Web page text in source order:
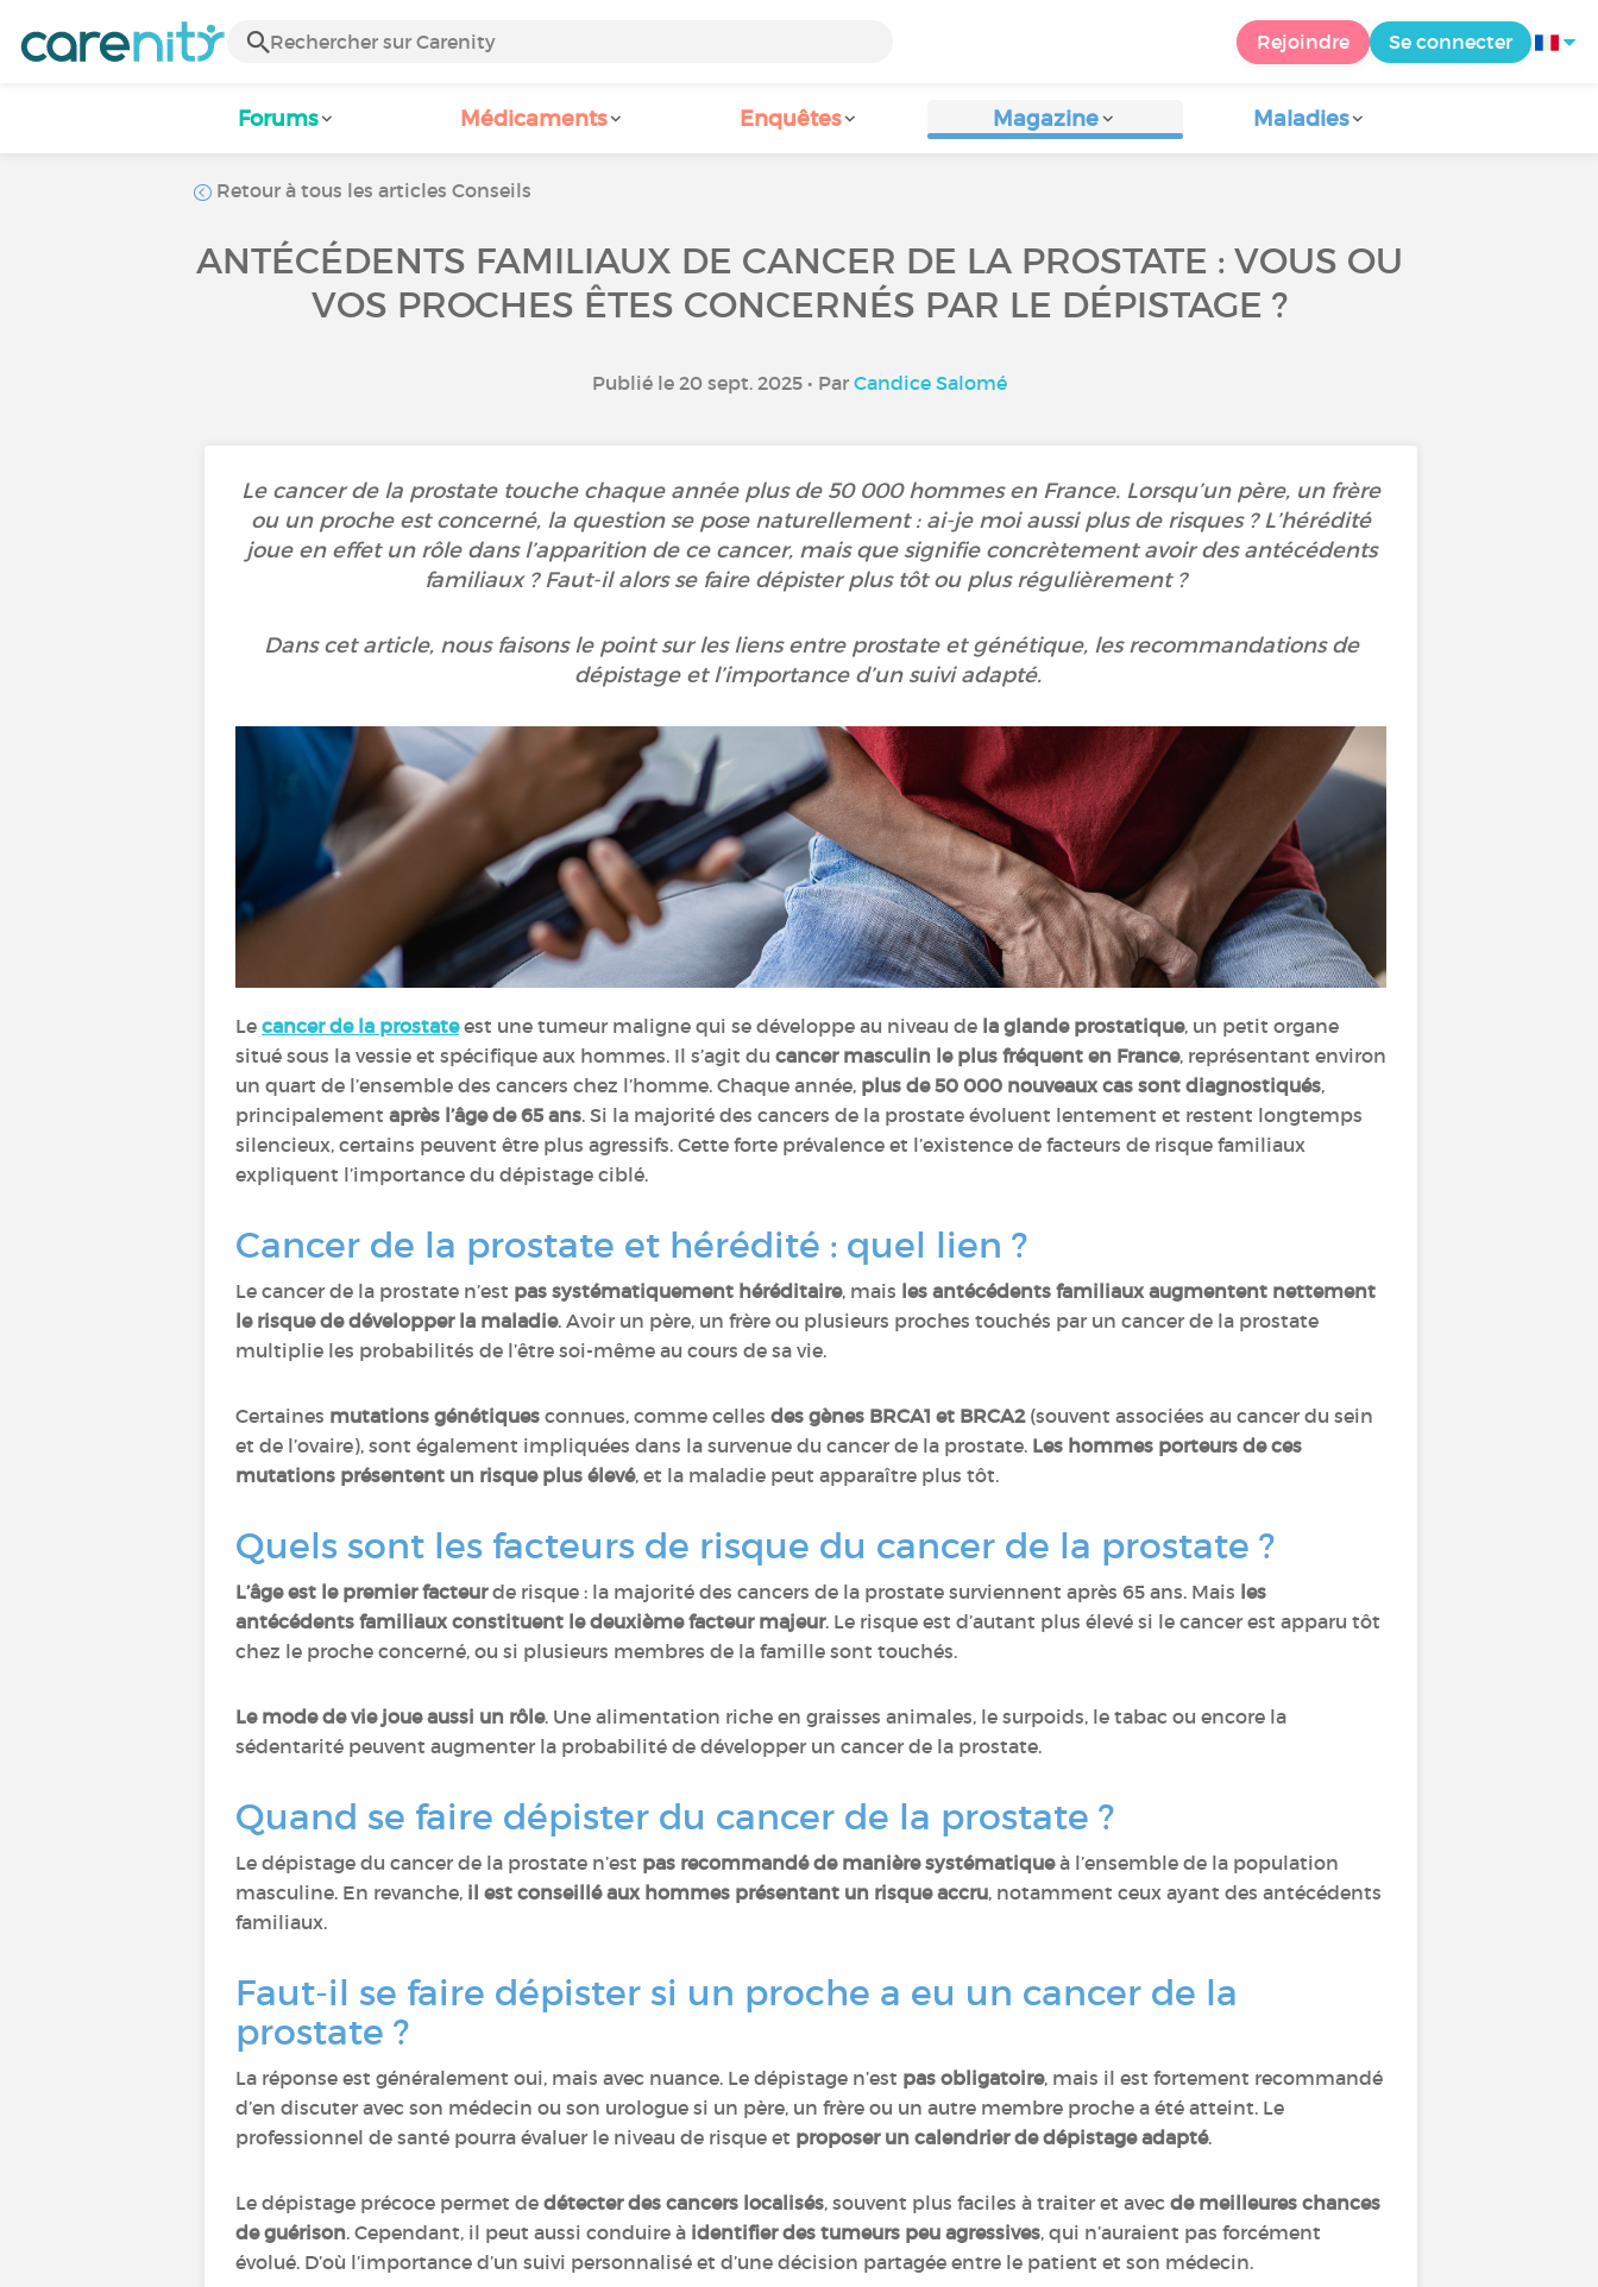
Rejoindre Se connecter
Forums Médicaments Enquêtes Magazine Maladies
Retour à tous les articles Conseils
ANTÉCÉDENTS FAMILIAUX DE CANCER DE LA PROSTATE : VOUS OU
VOS PROCHES ÊTES CONCERNÉS PAR LE DÉPISTAGE ?
Publié le 20 sept. 2025 • Par Candice Salomé
Le cancer de la prostate touche chaque année plus de 50 000 hommes en France. Lorsqu’un père, un frère
ou un proche est concerné, la question se pose naturellement : ai-je moi aussi plus de risques ? L’hérédité
joue en effet un rôle dans l’apparition de ce cancer, mais que signifie concrètement avoir des antécédents
familiaux ? Faut-il alors se faire dépister plus tôt ou plus régulièrement ?
Dans cet article, nous faisons le point sur les liens entre prostate et génétique, les recommandations de
dépistage et l’importance d’un suivi adapté.
Le cancer de la prostateest une tumeur maligne qui se développe au niveau de la glande prostatique, un petit organe
situé sous la vessie et spécifique aux hommes. Il s’agit du cancer masculin le plus fréquent en France, représentant environ
un quart de l’ensemble des cancers chez l’homme. Chaque année, plus de 50 000 nouveaux cas sont diagnostiqués,
principalement après l’âge de 65 ans. Si la majorité des cancers de la prostate évoluent lentement et restent longtemps
silencieux, certains peuvent être plus agressifs. Cette forte prévalence et l’existence de facteurs de risque familiaux
expliquent l’importance du dépistage ciblé.
Cancer de la prostate et hérédité : quel lien ?
Le cancer de la prostate n’est pas systématiquement héréditaire, mais les antécédents familiaux augmentent nettement
le risque de développer la maladie. Avoir un père, un frère ou plusieurs proches touchés par un cancer de la prostate
multiplie les probabilités de l’être soi-même au cours de sa vie.
Certaines mutations génétiques connues, comme celles des gènes BRCA1 et BRCA2(souvent associées au cancer du sein
et de l’ovaire), sont également impliquées dans la survenue du cancer de la prostate. Les hommes porteurs de ces
mutations présentent un risque plus élevé, et la maladie peut apparaître plus tôt.
Quels sont les facteurs de risque du cancer de la prostate ?
L’âge est le premier facteurde risque : la majorité des cancers de la prostate surviennent après 65 ans. Mais les
antécédents familiaux constituent le deuxième facteur majeur. Le risque est d’autant plus élevé si le cancer est apparu tôt
chez le proche concerné, ou si plusieurs membres de la famille sont touchés.
Le mode de vie joue aussi un rôle. Une alimentation riche en graisses animales, le surpoids, le tabac ou encore la
sédentarité peuvent augmenter la probabilité de développer un cancer de la prostate.
Quand se faire dépister du cancer de la prostate ?
Le dépistage du cancer de la prostate n’est pas recommandé de manière systématiqueà l’ensemble de la population
masculine. En revanche, il est conseillé aux hommes présentant un risque accru, notamment ceux ayant des antécédents
familiaux.
Faut-il se faire dépister si un proche a eu un cancer de la
prostate ?
La réponse est généralement oui, mais avec nuance. Le dépistage n’est pas obligatoire, mais il est fortement recommandé
d’en discuter avec son médecin ou son urologue si un père, un frère ou un autre membre proche a été atteint. Le
professionnel de santé pourra évaluer le niveau de risque et proposer un calendrier de dépistage adapté.
Le dépistage précoce permet de détecter des cancers localisés, souvent plus faciles à traiter et avec de meilleures chances
de guérison. Cependant, il peut aussi conduire à identifier des tumeurs peu agressives, qui n’auraient pas forcément
évolué. D’où l’importance d’un suivi personnalisé et d’une décision partagée entre le patient et son médecin.